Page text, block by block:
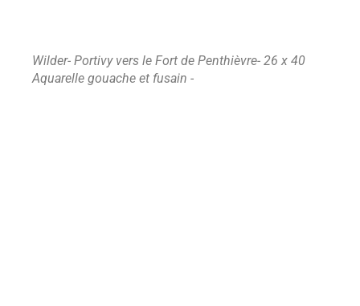
Wilder- Portivy vers le Fort de Penthièvre- 26 x 40
Aquarelle gouache et fusain -